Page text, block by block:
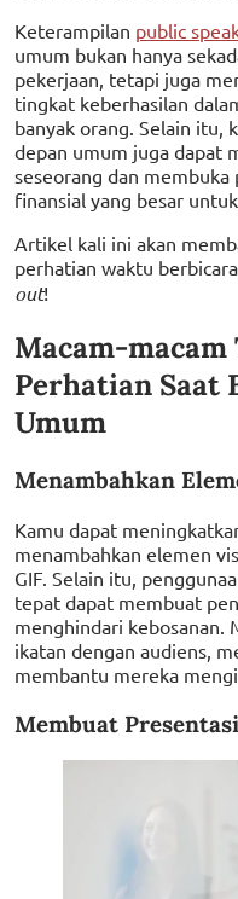
Keterampilan public
umum bukan hanya
pekerjaan, tetapi juga
tingkat keberhasilan
banyak orang. Selain itu,
depan umum juga dapat
seseorang dan
finansial yang besar
Artikel kali ini akan
perhatian waktu
out!
Macam-
Perhatian Saat
Umum
Menambahkan
Kamu dapat
menambahkan elemen
GIF. Selain itu,
tepat dapat membuat
menghindari kebosanan.
ikatan dengan audiens,
membantu mereka
Membuat